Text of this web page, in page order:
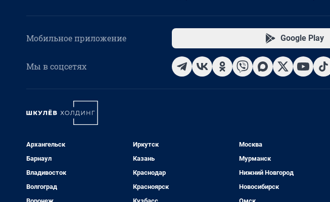
Мобильное приложение Google Play
Мы в соцсетях
Архангельск
Барнаул
Владивосток
Волгоград
Иркутск
Казань
Краснодар
Красноярск
Москва
Мурманск
Нижний Новгород
Новосибирск